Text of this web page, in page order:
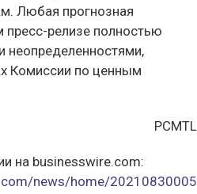
Любая прогнозная
релизе полностью
неопределенностями,
Комиссии по ценным
PCMTL
на businesswire.com:
news/home/20210830005